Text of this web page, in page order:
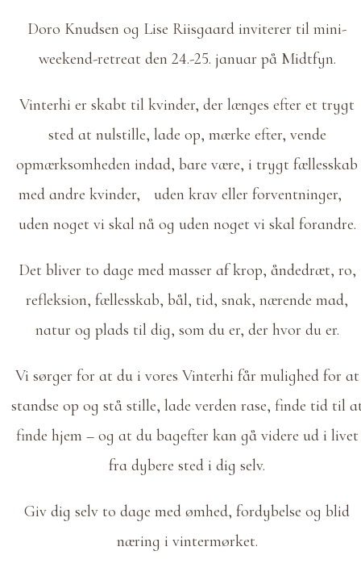
Doro Knudsen og Lise Riisgaard inviterer til mini-
weekend-retreat den 24.-25. januar på Midtfyn.
Vinterhi er skabt til kvinder, der længes efter et trygt
sted at nulstille, lade op, mærke efter, vende
opmærksomheden indad, bare være, i trygt fællesskab
med andre kvinder, uden krav eller forventninger,
uden noget vi skal nå og uden noget vi skal forandre.
Det bliver to dage med masser af krop, åndedræt, ro,
refleksion, fællesskab, bål, tid, snak, nærende mad,
natur og plads til dig, som du er, der hvor du er.
Vi sørger for at du i vores Vinterhi får mulighed for at
standse op og stå stille, lade verden rase, finde tid til
finde hjem – og at du bagefter kan gå videre ud i livet
fra dybere sted i dig selv.
Giv dig selv to dage med ømhed, fordybelse og blid
næring i vintermørket.